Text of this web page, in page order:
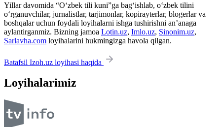
Yillar davomida “O‘zbek tili kuni”ga bag‘ishlab, o‘zbek tilini
o‘rganuvchilar, jurnalistlar, tarjimonlar, kopirayterlar, blogerlar va
boshqalar uchun foydali loyihalarni ishga tushirishni an’anaga
aylantirganmiz. Bizning jamoa Lotin.uz, Imlo.uz, Sinonim.uz,
Sarlavha.com loyihalarini hukmingizga havola qilgan.
Batafsil Izoh.uz loyihasi haqida
Loyihalarimiz